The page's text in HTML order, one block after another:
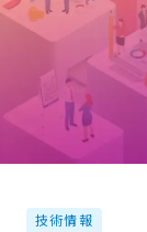
技術情報